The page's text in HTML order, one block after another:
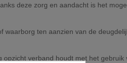
deze zorg en aandacht is het
ten aanzien van de
verband houdt met het gebruik